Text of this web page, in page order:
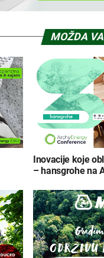
MOŽDA
Inovacije koje
– hansgrohe na